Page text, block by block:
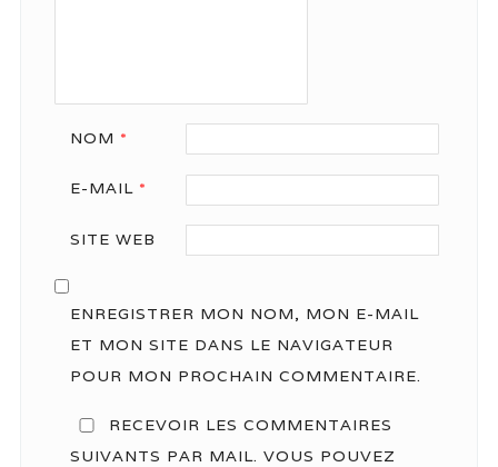
NOM *
E-MAIL *
SITE WEB
ENREGISTRER MON NOM, MON E-MAIL
ET MON SITE DANS LE NAVIGATEUR
POUR MON PROCHAIN COMMENTAIRE.
RECEVOIR LES COMMENTAIRES
SUIVANTS PAR MAIL. VOUS POUVEZ